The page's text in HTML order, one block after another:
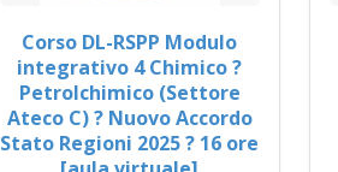
Corso DL-RSPP Modulo
integrativo 4 Chimico ?
Petrolchimico (Settore
Ateco C) ? Nuovo Accordo
Stato Regioni 2025 ? 16 ore